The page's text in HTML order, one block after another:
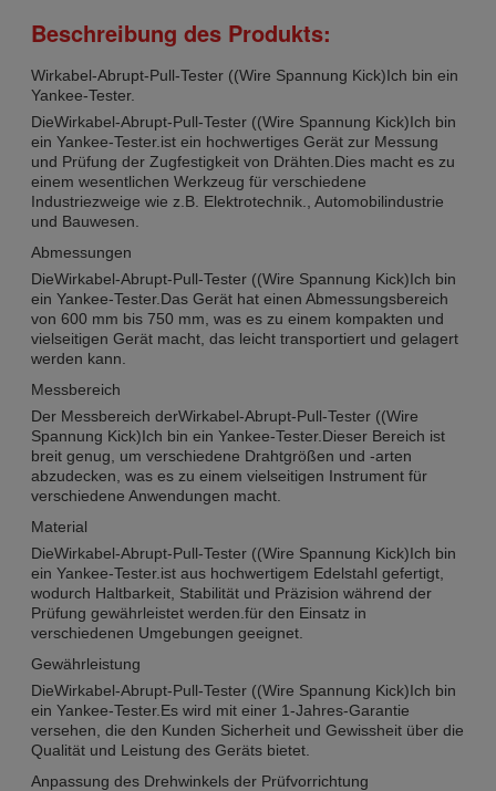
Beschreibung des Produkts:
Wirkabel-Abrupt-Pull-Tester ((Wire Spannung Kick)Ich bin ein
Yankee-Tester.
DieWirkabel-Abrupt-Pull-Tester ((Wire Spannung Kick)Ich bin
ein Yankee-Tester. ist ein hochwertiges Gerät zur Messung
und Prüfung der Zugfestigkeit von Drähten.Dies macht es zu
einem wesentlichen Werkzeug für verschiedene
Industriezweige wie z.B. Elektrotechnik., Automobilindustrie
und Bauwesen.
Abmessungen
DieWirkabel-Abrupt-Pull-Tester ((Wire Spannung Kick)Ich bin
ein Yankee-Tester. Das Gerät hat einen Abmessungsbereich
von 600 mm bis 750 mm, was es zu einem kompakten und
vielseitigen Gerät macht, das leicht transportiert und gelagert
werden kann.
Messbereich
Der Messbereich derWirkabel-Abrupt-Pull-Tester ((Wire
Spannung Kick)Ich bin ein Yankee-Tester. Dieser Bereich ist
breit genug, um verschiedene Drahtgrößen und -arten
abzudecken, was es zu einem vielseitigen Instrument für
verschiedene Anwendungen macht.
Material
DieWirkabel-Abrupt-Pull-Tester ((Wire Spannung Kick)Ich bin
ein Yankee-Tester. ist aus hochwertigem Edelstahl gefertigt,
wodurch Haltbarkeit, Stabilität und Präzision während der
Prüfung gewährleistet werden.für den Einsatz in
verschiedenen Umgebungen geeignet.
Gewährleistung
DieWirkabel-Abrupt-Pull-Tester ((Wire Spannung Kick)Ich bin
ein Yankee-Tester. Es wird mit einer 1-Jahres-Garantie
versehen, die den Kunden Sicherheit und Gewissheit über die
Qualität und Leistung des Geräts bietet.
Anpassung des Drehwinkels der Prüfvorrichtung